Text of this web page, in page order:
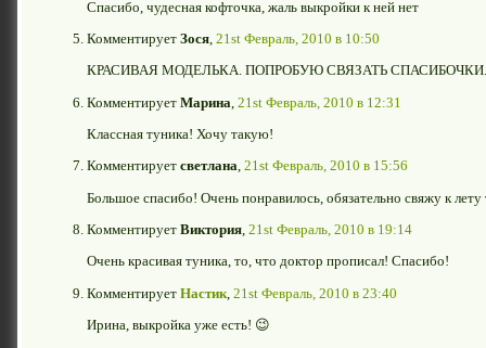
Спасибо, чудесная кофточка, жаль выкройки к ней нет
Комментирует Зося 21st Февраль, 2010 в 10:50
КРАСИВАЯ МОДЕЛЬКА. ПОПРОБУЮ СВЯЗАТЬ СПАСИБОЧКИ.
Комментирует Марина 21st Февраль, 2010 в 12:31
Классная туника! Хочу такую!
Комментирует светлана, 21st Февраль, 2010 в 15:56
Большое спасибо! Очень понравилось, обязательно свяжу к лету
Комментирует Виктория 21st Февраль, 2010 в 19:14
Очень красивая туника, то, что доктор прописал! Спасибо!
Комментирует Настик 21st Февраль, 2010 в 23:40
Ирина, выкройка уже есть! 😉